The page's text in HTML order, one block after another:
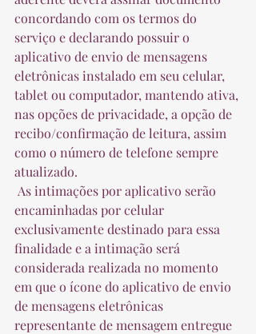
concordando com os termos do
serviço e declarando possuir o
aplicativo de envio de mensagens
eletrônicas instalado em seu celular,
tablet ou computador, mantendo ativa,
nas opções de privacidade, a opção de
recibo/confirmação de leitura, assim
como o número de telefone sempre
atualizado.
encaminhadas por celular
exclusivamente destinado para essa
finalidade e a intimação será
considerada realizada no momento
em que o ícone do aplicativo de envio
de mensagens eletrônicas
representante de mensagem entregue